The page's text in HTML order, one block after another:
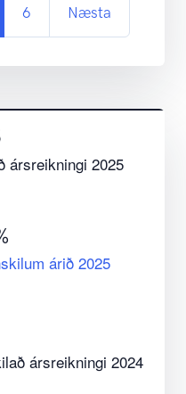
6 Næsta
ársreikningi 2025
árið 2025
ársreikningi 2024